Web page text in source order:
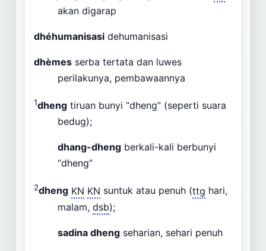
akan digarap
dhéhumanisasi dehumanisasi
dhèmes serba tertata dan luwes
perilakunya, pembawaannya
1dheng tiruan bunyi “dheng” (seperti suara
bedug);
dhang-dheng berkali-kali berbunyi
“dheng”
2dheng KN KN suntuk atau penuh (ttg hari,
malam, dsb);
sadina dheng seharian, sehari penuh